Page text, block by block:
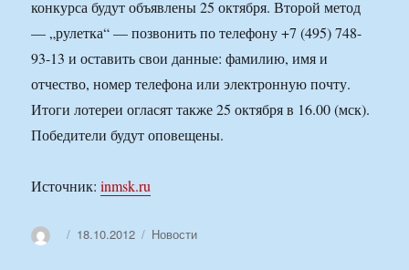
конкурса будут объявлены 25 октября. Второй метод
— „рулетка“ — позвонить по телефону +7 (495) 748-
93-13 и оставить свои данные: фамилию, имя и
отчество, номер телефона или электронную почту.
Итоги лотереи огласят также 25 октября в 16.00 (мск).
Победители будут оповещены.
Источник:inmsk.ru
АвторОпубликовано
18.10.2012 Рубрики
Новости